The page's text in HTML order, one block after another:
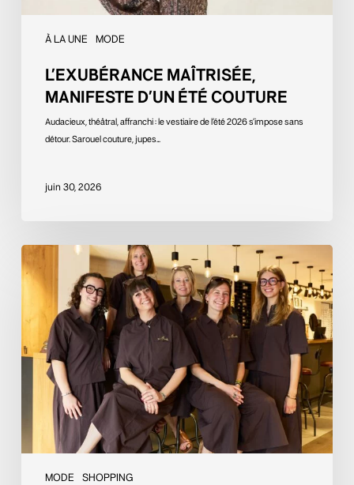
À LA UNE MODE
L’EXUBÉRANCE MAÎTRISÉE,
MANIFESTE D’UN ÉTÉ COUTURE
Audacieux, théâtral, affranchi : le vestiaire de l’été 2026 s’impose sans
détour. Sarouel couture, jupes…
juin 30, 2026
MODE SHOPPING
Quand
la
lunette
déclaration
stylistique